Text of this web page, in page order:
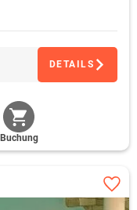
DETAILS
Buchung